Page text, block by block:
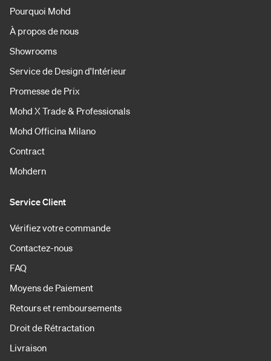
Pourquoi Mohd
À propos de nous
Showrooms
Service de Design d'Intérieur
Promesse de Prix
Mohd X Trade & Professionals
Mohd Officina Milano
Contract
Mohdern
Service Client
Vérifiez votre commande
Contactez-nous
FAQ
Moyens de Paiement
Retours et remboursements
Droit de Rétractation
Livraison